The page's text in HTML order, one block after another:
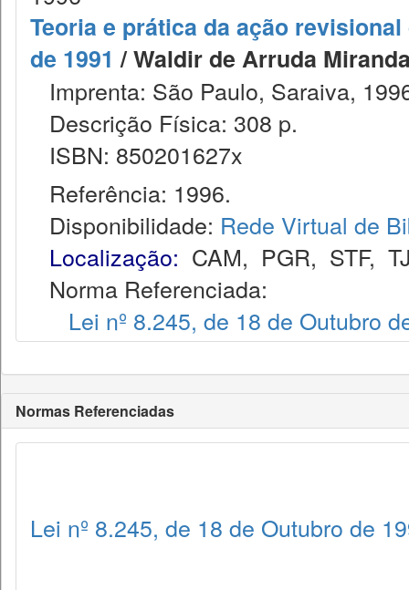
Teoria e prática da ação
de 1991 / Waldir de Arruda
Imprenta: São Paulo, Saraiva,
Descrição Física: 308 p.
ISBN: 850201627x
Referência: 1996.
Disponibilidade: Rede Virtual de
Localização: CAM, PGR, STF,
Norma Referenciada:
Lei nº 8.245, de 18 de Outubro
Normas Referenciadas
Lei nº 8.245, de 18 de Outubro de